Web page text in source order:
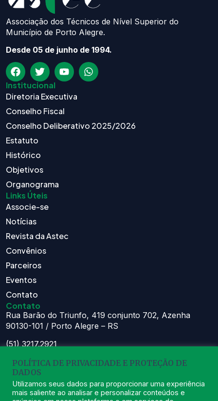
Associação dos Técnicos de Nível Superior do
Município de Porto Alegre.
Desde 05 de junho de 1994.
Institucional
Diretoria Executiva
Conselho Fiscal
Conselho Deliberativo 2025/2026
Estatuto
Histórico
Objetivos
Organograma
Links Úteis
Associe-se
Notícias
Revista da Astec
Convênios
Parceiros
Eventos
Contato
Contato
Rua Barão do Triunfo, 419 conjunto 702, Azenha
90130-101 / Porto Alegre – RS
(51) 3217.2921
Atendimento:
Seg à Sex das 8h – 11:30h e 13h – 16:30h
POLÍTICA DE PRIVACIDADE E PROTEÇÃO DE
DADOS
Utilizamos seus dados para proporcionar uma experiência
mais saliente ao analisar e personalizar conteúdos e